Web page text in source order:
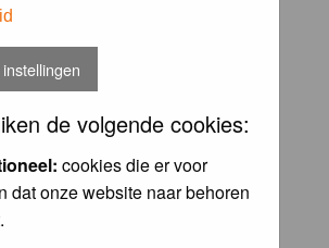
de volgende cookies:
cookies die er voor
dat onze website naar behoren